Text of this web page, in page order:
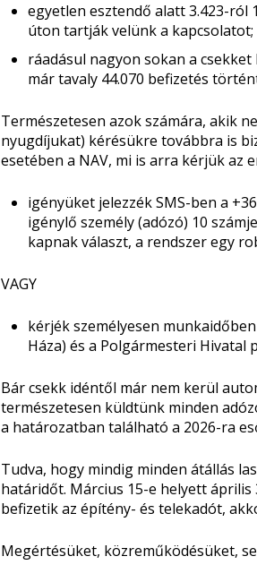
egyetlen esztendő alatt 3.423-ról
úton tartják velünk a kapcsolatot;
ráadásul nagyon sokan a
már tavaly 44.070 befizetés
Természetesen azok számára, akik
nyugdíjukat) kérésükre továbbra is
esetében a NAV, mi is arra kérjük az
igényüket jelezzék SMS-ben a
igénylő személy (adózó) 10
kapnak választ, a rendszer egy
VAGY
kérjék személyesen
Háza) és a Polgármesteri Hivatal
Bár csekk idéntől már nem kerül
természetesen küldtünk minden
a határozatban található a 2026-ra
Tudva, hogy mindig minden átállás
határidőt. Március 15-e helyett
befizetik az építény- és telekadót,
Megértésüket, közreműködésüket,